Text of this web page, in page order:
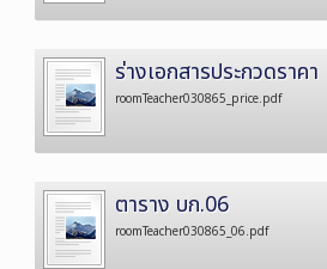
ร่างเอกสารประกวดราคา
roomTeacher030865_price.pdf
ตาราง บก.06
roomTeacher030865_06.pdf